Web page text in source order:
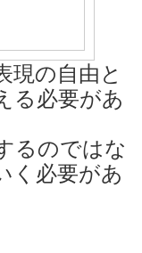
現の自由と
る必要があ
るのではな
く必要があ